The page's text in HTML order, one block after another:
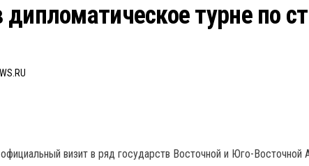
турне по
визит в ряд государств Восточной и Юго-Восточной